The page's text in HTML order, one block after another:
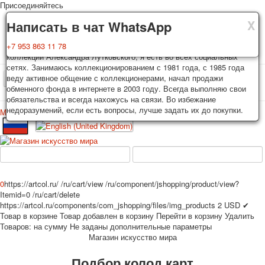
X
Доставка
Колоды, почтовые открытки тщательно упаковываются и
отправляются в течении 3-4 рабочих дней после оплаты.
Исключение: репринт под заказ, такие колоды карт отправляются в
течении 7-8 рабочих дней. Отправка осуществляется почтой России
с треком отслеживания. Цена пересылки зависит от веса и тарифов
почты на момент покупки. По желанию покупателя возможна
отправка СДЕК или другими транспортными компаниями.
X
Гарантия
Вы покупаете колоды игральных карт, почтовые открытки из частной
коллекции Александра Лутковского, я есть во всех социальных
сетях. Занимаюсь коллекционированием с 1981 года, с 1985 года
веду активное общение с коллекционерами, начал продажи
обменного фонда в интернете в 2003 году. Всегда выполняю свои
обязательства и всегда нахожусь на связи. Во избежание
недоразумений, если есть вопросы, лучше задать их до покупки.
X
Написать в чат WhatsApp
+7 953 863 11 78
Присоединяйтесь
TPL_PROTOSTAR_TOGGLE_MENU
Главная Игральные карты Открытки
Новости О сайте Избранное
Меню
Главная
Игральные карты
Классические
Эротические рисунки
Эротические фотоколоды
Пин-ап
Политические
Нестандартные
Войти
0https://artcol.ru/ /ru/cart/view /ru/component/jshopping/product/view?
Itemid=0 /ru/cart/delete
https://artcol.ru/components/com_jshopping/files/img_products 2 USD ✔
Товар в корзине Товар добавлен в корзину Перейти в корзину Удалить
Товаров: на сумму Не заданы дополнительные параметры
Магазин искусство мира